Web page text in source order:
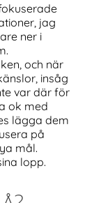
jag
ner i
och när
insåg
var där för
ok med
lägga dem
på
mål.
lopp.